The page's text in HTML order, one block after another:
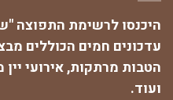
היכנסו לרשימת התפוצה
עדכונים חמים הכוללים
הטבות מרתקות, אירועי
ועוד.